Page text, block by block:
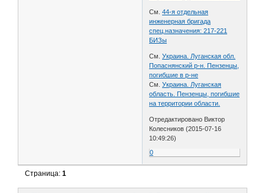
См.44-я отдельная
инженерная бригада
спец.назначения: 217-221
БИЗы
См.Украина. Луганская обл.
Попаснянский р-н. Пензенцы,
погибшие в р-не
См.Украина. Луганская
область. Пензенцы, погибшие
на территории области.
Отредактировано Виктор
Колесников (2015-07-16
10:49:26)
0
Страница:1